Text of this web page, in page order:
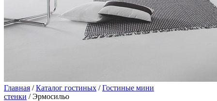
Главная /Каталог гостиных /Гостиные мини
стенки / Эрмосильо